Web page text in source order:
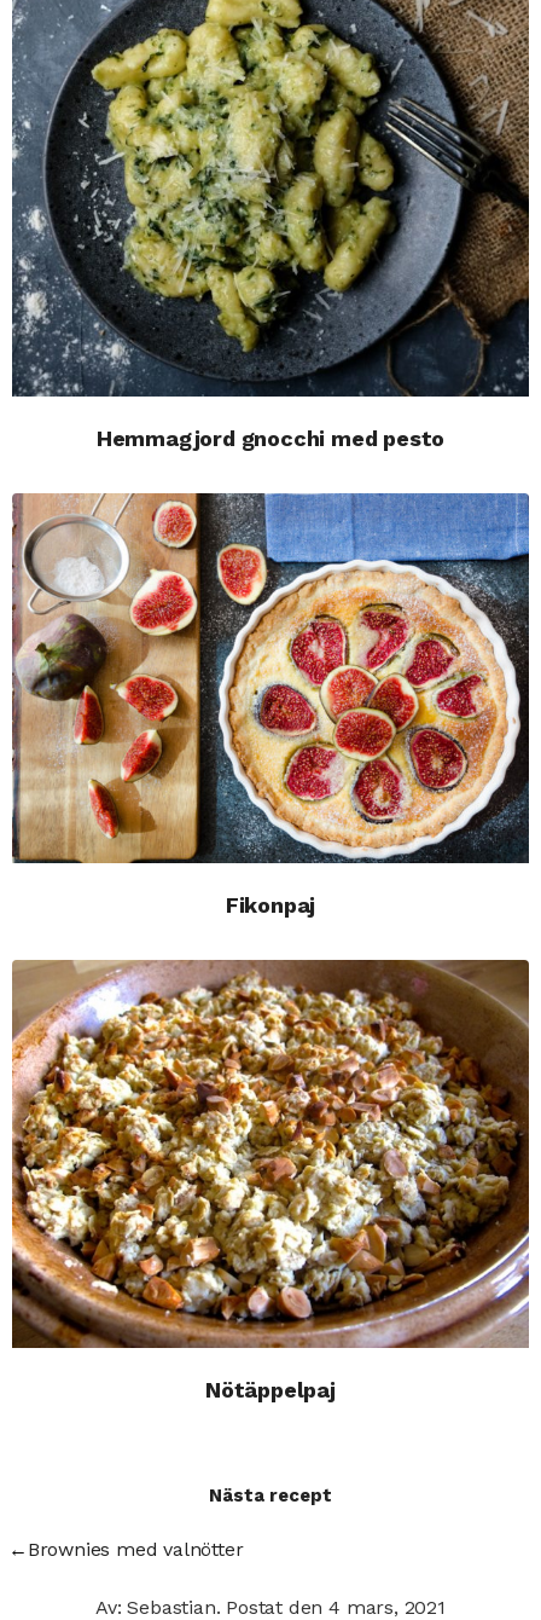
Hemmagjord gnocchi med pesto
Fikonpaj
Nötäppelpaj
Nästa recept
← Brownies med valnötter
Av: Sebastian. Postat den4 mars, 2021